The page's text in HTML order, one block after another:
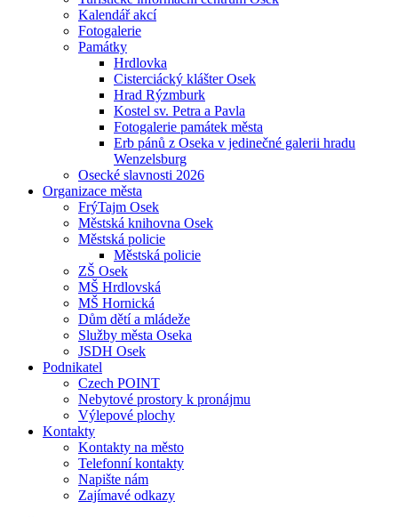
Kalendář akcí
Fotogalerie
Památky
Hrdlovka
Cisterciácký klášter Osek
Hrad Rýzmburk
Kostel sv. Petra a Pavla
Fotogalerie památek města
Erb pánů z Oseka v jedinečné galerii hradu
Wenzelsburg
Osecké slavnosti 2026
Organizace města
FrýTajm Osek
Městská knihovna Osek
Městská policie
Městská policie
ZŠ Osek
MŠ Hrdlovská
MŠ Hornická
Dům dětí a mládeže
Služby města Oseka
JSDH Osek
Podnikatel
Czech POINT
Nebytové prostory k pronájmu
Výlepové plochy
Kontakty
Kontakty na město
Telefonní kontakty
Napište nám
Zajímavé odkazy